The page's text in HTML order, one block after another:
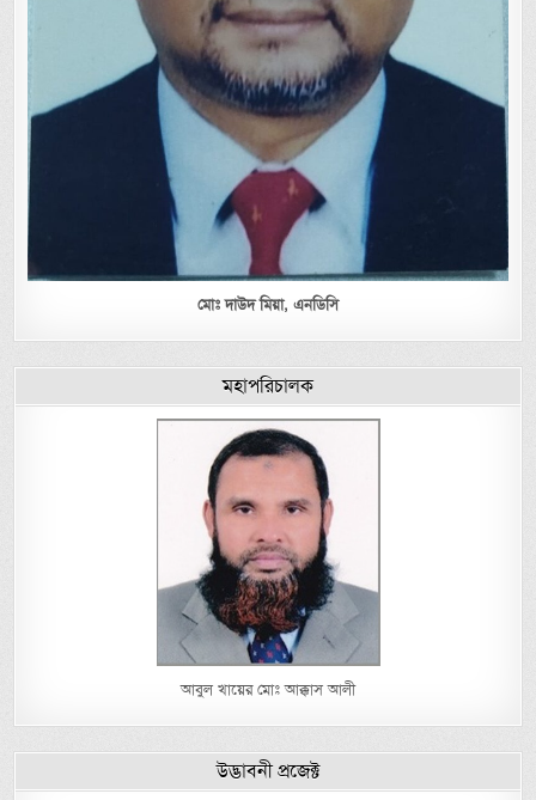
মোঃ দাউদ মিয়া, এনডিসি
মহাপরিচালক
আবুল খায়ের মোঃ আক্কাস আলী
উদ্ভাবনী প্রজেক্ট